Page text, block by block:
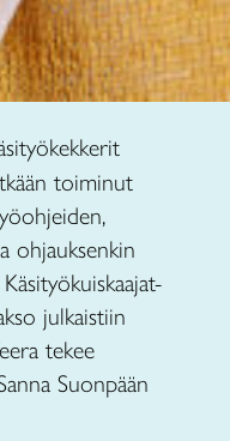
toiminut
ohjauksenkin
julkaistiin
tekee
Suonpään